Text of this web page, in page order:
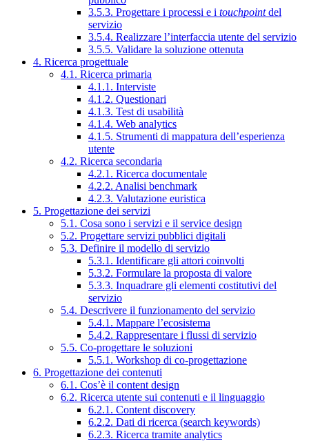
3.5.3. Progettare i processi e i touchpointdel
servizio
3.5.4. Realizzare l’interfaccia utente del servizio
3.5.5. Validare la soluzione ottenuta
4. Ricerca progettuale
4.1. Ricerca primaria
4.1.1. Interviste
4.1.2. Questionari
4.1.3. Test di usabilità
4.1.4. Web analytics
4.1.5. Strumenti di mappatura dell’esperienza
utente
4.2. Ricerca secondaria
4.2.1. Ricerca documentale
4.2.2. Analisi benchmark
4.2.3. Valutazione euristica
5. Progettazione dei servizi
5.1. Cosa sono i servizi e il service design
5.2. Progettare servizi pubblici digitali
5.3. Definire il modello di servizio
5.3.1. Identificare gli attori coinvolti
5.3.2. Formulare la proposta di valore
5.3.3. Inquadrare gli elementi costitutivi del
servizio
5.4. Descrivere il funzionamento del servizio
5.4.1. Mappare l’ecosistema
5.4.2. Rappresentare i flussi di servizio
5.5. Co-progettare le soluzioni
5.5.1. Workshop di co-progettazione
6. Progettazione dei contenuti
6.1. Cos’è il content design
6.2. Ricerca utente sui contenuti e il linguaggio
6.2.1. Content discovery
6.2.2. Dati di ricerca (search keywords)
6.2.3. Ricerca tramite analytics